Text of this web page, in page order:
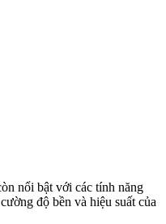
nổi bật với các tính năng
độ bền và hiệu suất của